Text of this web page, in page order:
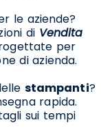
le aziende?
di Vendita
per
di azienda.
stampanti?
rapida.
sui tempi